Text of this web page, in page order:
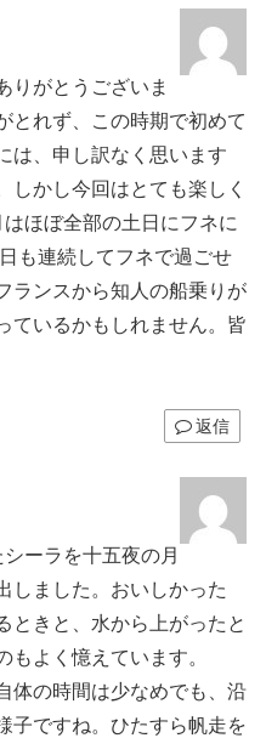
りがとうございま
とれず、この時期で初めて
は、申し訳なく思います
しかし今回はとても楽しく
ほぼ全部の土日にフネに
も連続してフネで過ごせ
ランスから知人の船乗りが
ているかもしれません。皆
返信
ーラを十五夜の月
しました。おいしかった
ときと、水から上がったと
もよく憶えています。
体の時間は少なめでも、沿
子ですね。ひたすら帆走を